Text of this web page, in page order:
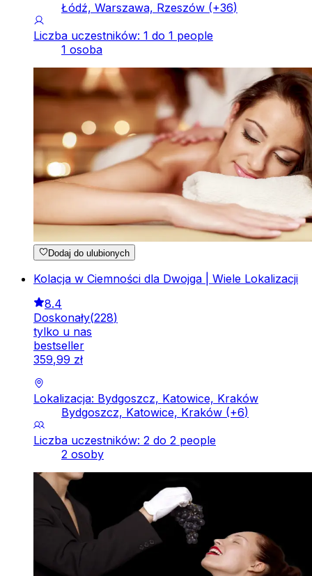
Łódź, Warszawa, Rzeszów (+36)
Liczba uczestników: 1 do 1 people
1 osoba
Dodaj do ulubionych
Kolacja w Ciemności dla Dwojga | Wiele Lokalizacji
8.4
Doskonały(228)
tylko u nas
bestseller
359,99 zł
Lokalizacja: Bydgoszcz, Katowice, Kraków
Bydgoszcz, Katowice, Kraków (+6)
Liczba uczestników: 2 do 2 people
2 osoby